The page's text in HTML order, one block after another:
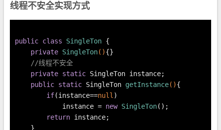
线程不安全实现方式
public class SingleTon {
private SingleTon(){}
//线程不安全
private static SingleTon instance;
public static SingleTon getInstance(){
if(instance==null )
            instance =
new SingleTon();
return instance;
    }